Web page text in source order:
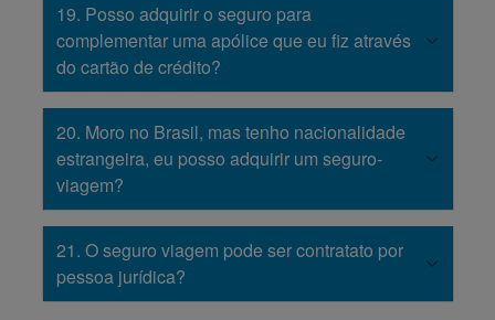
19. Posso adquirir o seguro para
complementar uma apólice que eu fiz através
do cartão de crédito?
20. Moro no Brasil, mas tenho nacionalidade
estrangeira, eu posso adquirir um seguro-
viagem?
21. O seguro viagem pode ser contratato por
pessoa jurídica?